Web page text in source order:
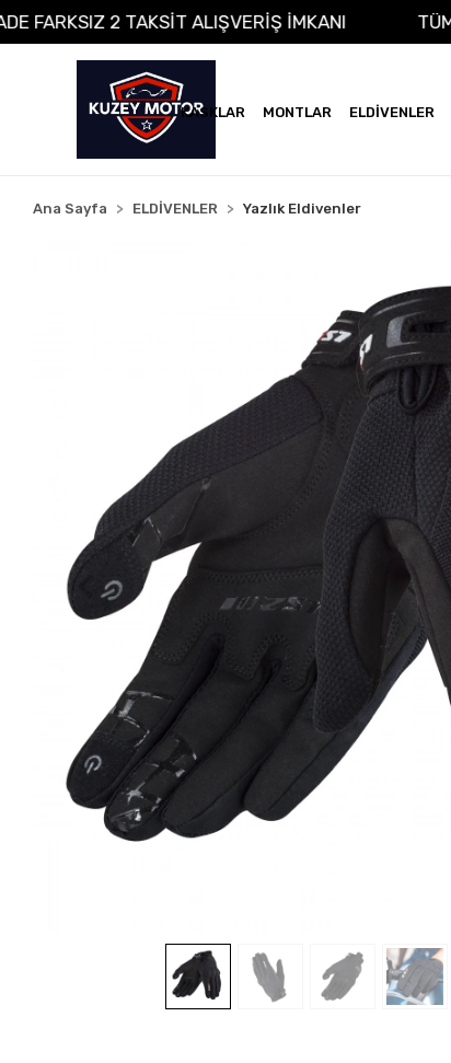
VADE FARKSIZ 2 TAKSİT ALIŞVERİŞ İMKANI
KASKLAR MONTLAR ELDİVENLER
Ana Sayfa ELDİVENLER Yazlık Eldivenler